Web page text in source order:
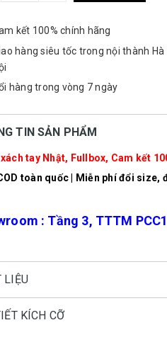
kết 100% chính hãng
hàng siêu tốc trong nội thành Hà
hàng trong vòng 7 ngày
TIN SẢN PHẨM
xách tay Nhật, Fullbox, Cam kết
toàn quốc | Miễn phí đổi size,
: Tầng 3, TTTM
LIỆU
KÍCH CỠ